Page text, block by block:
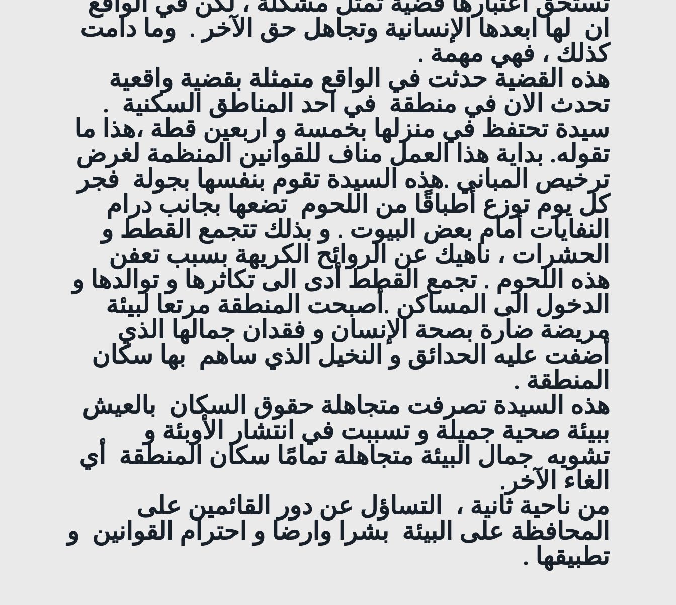
ان لها ابعدها الإنسانية وتجاهل حق الآخر. وما دامت
كذلك ، فهي مهمة .
هذه القضية حدثت في الواقع متمثلة بقضية واقعية
تحدث الان في منطقة في احد المناطق السكنية .
سيدة تحتفظ في منزلها بخمسة و اربعين قطة ،هذا ما
تقوله. بداية هذا العمل مناف للقوانين المنظمة لغرض
ترخيص المباني .هذه السيدة تقوم بنفسها بجولة فجر
كل يوم توزع أطباقًا من اللحوم تضعها بجانب درام
النفايات أمام بعض البيوت . و بذلك تتجمع القطط و
الحشرات ، ناهيك عن الروائح الكريهة بسبب تعفن
هذه اللحوم . تجمع القطط أدى الى تكاثرها و توالدها و
الدخول الى المساكن .أصبحت المنطقة مرتعا لبيئة
مريضة ضارة بصحة الإنسان و فقدان جمالها الذي
أضفت عليه الحدائق و النخيل الذي ساهم بها سكان
المنطقة .
هذه السيدة تصرفت متجاهلة حقوق السكان بالعيش
ببيئة صحية جميلة و تسببت في انتشار الأوبئة و
تشويه جمال البيئة متجاهلة تمامًا سكان المنطقة أي
الغاء الآخر.
من ناحية ثانية ، التساؤل عن دور القائمين على
المحافظة على البيئة بشرا وارضا و احترام القوانين و
تطبيقها .